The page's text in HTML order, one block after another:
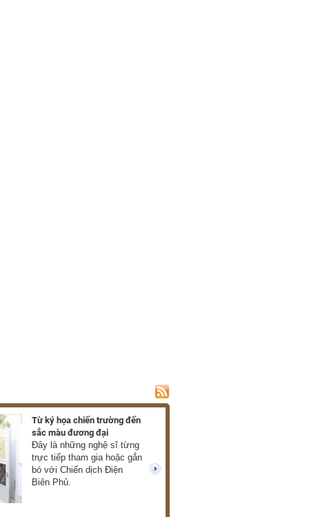
Từ ký họa chiến trường đến
sắc màu đương đại
Đây là những nghệ sĩ từng
trực tiếp tham gia hoặc gắn
bó với Chiến dịch Điện
Biên Phủ.
next